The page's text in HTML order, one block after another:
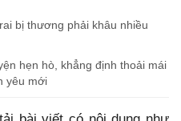
bị thương phải khâu nhiều
hẹn hò, khẳng định thoải mái
yêu mới